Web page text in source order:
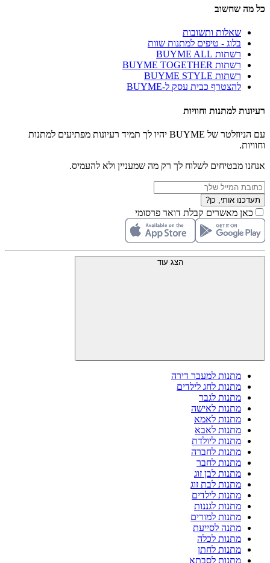
כל מה שחשוב
שאלות ותשובות
בלוג - טיפים למתנות שוות
רשתות BUYME ALL
רשתות BUYME TOGETHER
רשתות BUYME STYLE
להצטרף כבית עסק ל-BUYME
רעיונות למתנות וחוויות
עם הניוזלטר של BUYME יהיו לך תמיד רעיונות מפתיעים למתנות
וחוויות.
אנחנו מבטיחים לשלוח לך רק מה שמעניין ולא להעמיס.
תעדכנו אותי, כן?
כאן מאשרים קבלת דואר פרסומי
הצג עוד
מתנות למעבר דירה
מתנות לחג לילדים
מתנות לגבר
מתנות לאישה
מתנות לאמא
מתנות לאבא
מתנות ליולדת
מתנות לחברה
מתנות לחבר
מתנות לבן זוג
מתנות לבת זוג
מתנות לילדים
מתנות לגננות
מתנות למורים
מתנה לסייעת
מתנות לכלה
מתנות לחתן
מתנות לסבתא